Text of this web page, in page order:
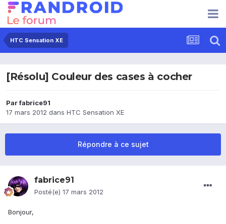
HTC Sensation XE
[Résolu] Couleur des cases à cocher
Parfabrice91
17 mars 2012 dans HTC Sensation XE
Répondre à ce sujet
fabrice91
Posté(e) 17 mars 2012
Bonjour,